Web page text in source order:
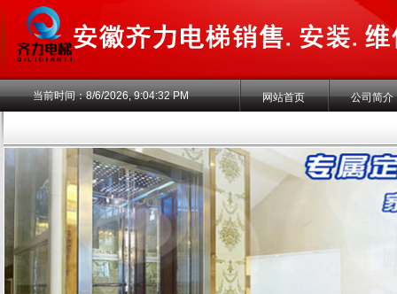
当前时间：8/6/2026, 9:04:33 PM 网站首页 公司简介